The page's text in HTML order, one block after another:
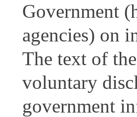
Government
agencies) on
The text of
voluntary
government